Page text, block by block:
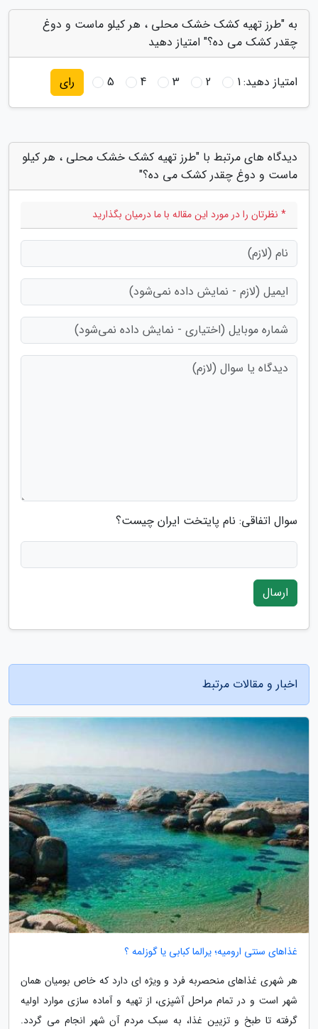
به "طرز تهیه کشک خشک محلی ، هر کیلو ماست و دوغ
چقدر کشک می ده؟" امتیاز دهید
امتیاز دهید:1
2
3
4
5 رای
دیدگاه های مرتبط با "طرز تهیه کشک خشک محلی ، هر کیلو
ماست و دوغ چقدر کشک می ده؟"
* نظرتان را در مورد این مقاله با ما درمیان بگذارید
سوال اتفاقی: نام پایتخت ایران چیست؟
ارسال
اخبار و مقالات مرتبط
غذاهای سنتی ارومیه؛ یرالما کبابی یا گوزلمه ؟
هر شهری غذاهای منحصربه فرد و ویژه ای دارد که خاص بومیان همان
شهر است و در تمام مراحل آشپزی، از تهیه و آماده سازی موارد اولیه
گرفته تا طبخ و تزیین غذا، به سبک مردم آن شهر انجام می گردد.